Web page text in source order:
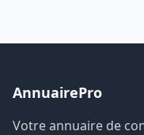
AnnuairePro
Votre annuaire de